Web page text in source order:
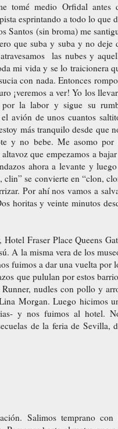
tomé medio Orfidal antes
esprintando a todo lo que
Santos (sin broma) me
que suba y suba y no deje
las nubes y
mi vida y se lo traicionera
con nada. Entonces
¡veremos a ver! Yo los
por la labor y sigue su
avión de unos cuantos
más tranquilo desde que
y no bebe. Me asomo por
que empezamos a
ahora a levante y
se convierte en “clon,
Por ahí nos vamos a
horitas y veinte minutos
Fraser Place Queens
A la misma vera de los
fuimos a dar una vuelta por
que pululan por estos
nudles con pollo y
Morgan. Luego hicimos
y nos fuimos al hotel.
de la feria de Sevilla,
Salimos temprano con